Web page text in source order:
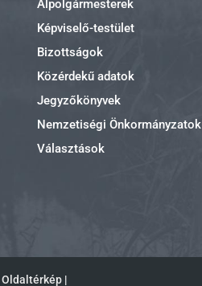
Alpolgármesterek
Képviselő-testület
Bizottságok
Közérdekű adatok
Jegyzőkönyvek
Nemzetiségi Önkormányzatok
Választások
Oldaltérkép |